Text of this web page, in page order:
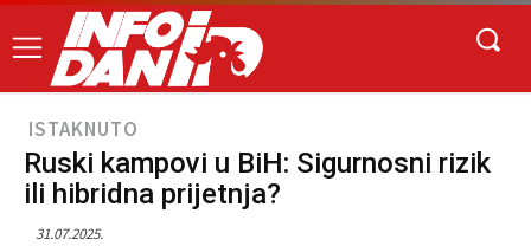
ISTAKNUTO
Ruski kampovi u BiH: Sigurnosni rizik
ili hibridna prijetnja?
31.07.2025.